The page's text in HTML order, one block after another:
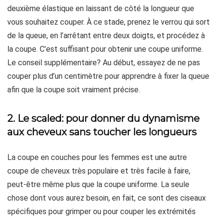
deuxième élastique en laissant de côté la longueur que
vous souhaitez couper. À ce stade, prenez le verrou qui sort
de la queue, en l’arrêtant entre deux doigts, et procédez à
la coupe. C’est suffisant pour obtenir une coupe uniforme.
Le conseil supplémentaire? Au début, essayez de ne pas
couper plus d’un centimètre pour apprendre à fixer la queue
afin que la coupe soit vraiment précise.
2. Le scaled: pour donner du dynamisme
aux cheveux sans toucher les longueurs
La coupe en couches pour les femmes est une autre
coupe de cheveux très populaire et très facile à faire,
peut-être même plus que la coupe uniforme. La seule
chose dont vous aurez besoin, en fait, ce sont des ciseaux
spécifiques pour grimper ou pour couper les extrémités